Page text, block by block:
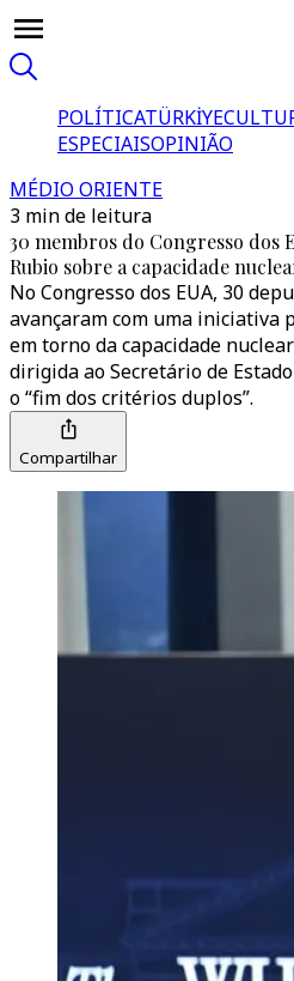
POLÍTICATÜRKİYE
ESPECIAISOPINIÃO
MÉDIO ORIENTE
3 min de leitura
30 membros do Congresso dos
Rubio sobre a capacidade
No Congresso dos EUA, 30
avançaram com uma iniciativa
em torno da capacidade
dirigida ao Secretário de
o “fim dos critérios duplos”.
Compartilhar